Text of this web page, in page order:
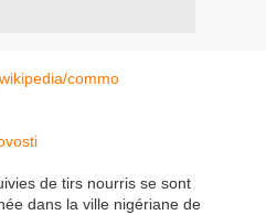
de tirs nourris se sont
dans la ville nigériane de